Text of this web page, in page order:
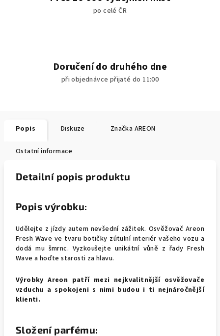
po celé ČR
Doručení do druhého dne
při objednávce přijaté do 11:00
Popis Diskuze Značka AREON
Ostatní informace
Detailní popis produktu
Popis výrobku:
Udělejte z jízdy autem nevšední zážitek. Osvěžovač Areon
Fresh Wave ve tvaru botičky zútulní interiér vašeho vozu a
dodá mu šmrnc. Vyzkoušejte unikátní vůně z řady Fresh
Wave a hoďte starosti za hlavu.
Výrobky Areon patří mezi nejkvalitnější osvěžovače
vzduchu a spokojeni s nimi budou i ti nejnáročnější
klienti.
Složení parfému: